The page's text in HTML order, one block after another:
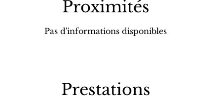
Proximités
Pas d'informations disponibles
Prestations